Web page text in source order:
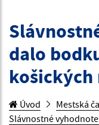
dalo
košických
Úvod Mestská
Slávnostné